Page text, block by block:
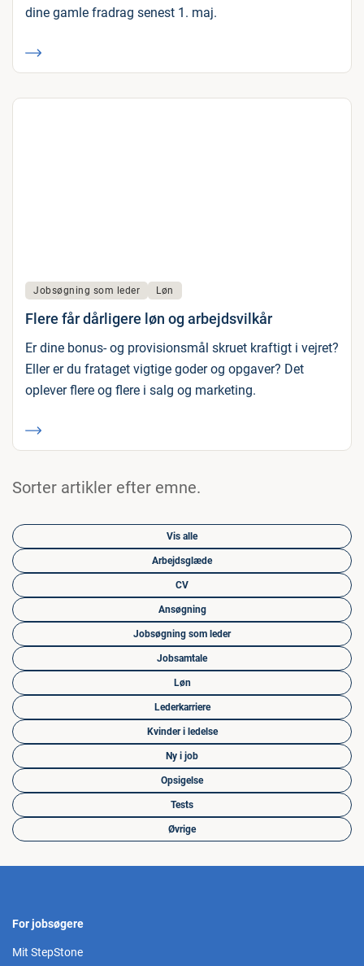
dine gamle fradrag senest 1. maj.
Jobsøgning som leder Løn
Flere får dårligere løn og arbejdsvilkår
Er dine bonus- og provisionsmål skruet kraftigt i vejret?
Eller er du frataget vigtige goder og opgaver? Det
oplever flere og flere i salg og marketing.
Sorter artikler efter emne.
Vis alle
Arbejdsglæde
CV
Ansøgning
Jobsøgning som leder
Jobsamtale
Løn
Lederkarriere
Kvinder i ledelse
Ny i job
Opsigelse
Tests
Øvrige
For jobsøgere
Mit StepStone